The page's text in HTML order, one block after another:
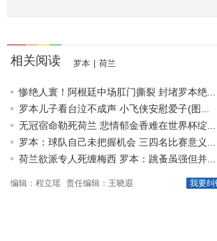
相关阅读 罗本 荷兰
惨绝人寰！阿根廷中场肛门撕裂 封堵罗本绝...
罗本儿子看台泣不成声 小飞侠安慰爱子(图...
无冠宿命勒死荷兰 悲情郁金香难在世界杯绽...
罗本：球队自己未把握机会 三四名比赛意义...
荷兰欲派专人死缠梅西 罗本：跳蚤虽强但并...
我要纠
编辑：程立瑶 责任编辑：王晓遐